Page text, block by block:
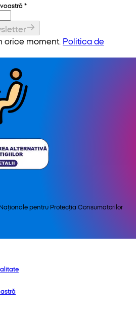
*
orice moment. Politica de
pentru Protecția Consumatorilor